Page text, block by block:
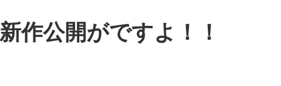
作公開がですよ！！